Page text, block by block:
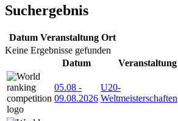
Suchergebnis
Datum Veranstaltung Ort
Keine Ergebnisse gefunden
Datum
Veranstaltung
05.08 -
09.08.2026
U20-
Weltmeisterschaften